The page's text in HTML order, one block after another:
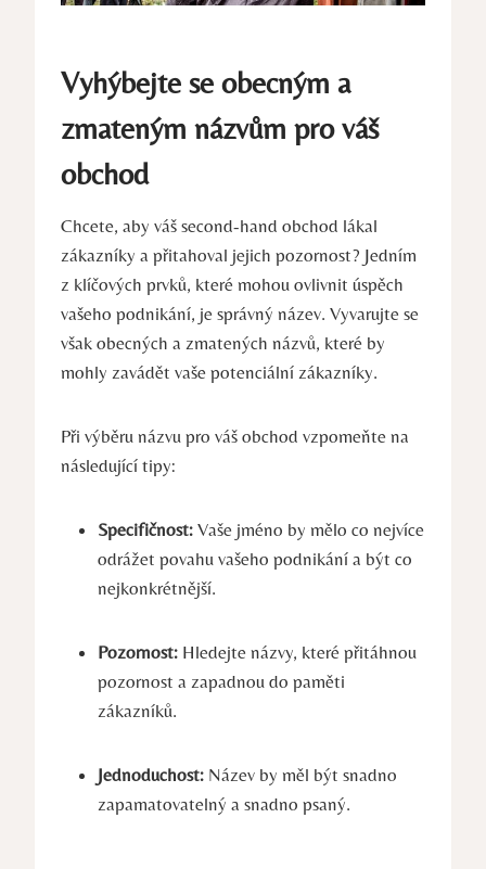
Vyhýbejte se obecným a
zmateným názvům pro váš
obchod
Chcete, aby váš second-hand obchod lákal
zákazníky a přitahoval jejich pozornost? Jedním
z klíčových prvků, které mohou ovlivnit úspěch
vašeho podnikání, je správný název. Vyvarujte se
však obecných a zmatených názvů, které by
mohly zavádět vaše potenciální zákazníky.
Při výběru názvu pro váš obchod vzpomeňte na
následující tipy:
Specifičnost: Vaše jméno by mělo co nejvíce
odrážet povahu vašeho podnikání a být co
nejkonkrétnější.
Pozornost: Hledejte názvy, které přitáhnou
pozornost a zapadnou do paměti
zákazníků.
Jednoduchost: Název by měl být snadno
zapamatovatelný a snadno psaný.